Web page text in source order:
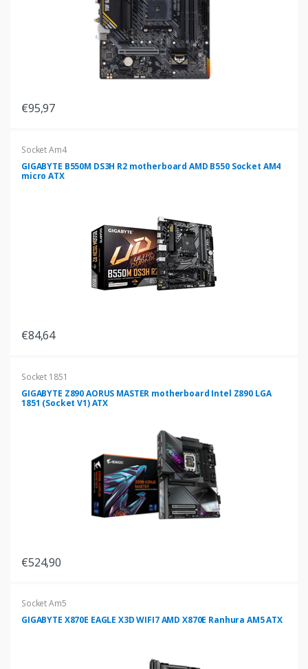
€95,97
Socket Am4
GIGABYTE B550M DS3H R2 motherboard AMD B550 Socket AM4
micro ATX
€84,64
Socket 1851
GIGABYTE Z890 AORUS MASTER motherboard Intel Z890 LGA
1851 (Socket V1) ATX
€524,90
Socket Am5
GIGABYTE X870E EAGLE X3D WIFI7 AMD X870E Ranhura AM5 ATX